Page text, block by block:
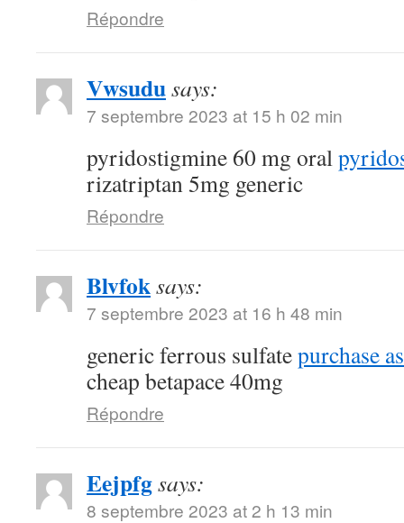
Répondre
Vwsudusays:
7 septembre 2023 at 15 h 02 min
pyridostigmine 60 mg oral
rizatriptan 5mg generic
Répondre
Blvfoksays:
7 septembre 2023 at 16 h 48 min
generic ferrous sulfatepurchase
cheap betapace 40mg
Répondre
Eejpfgsays:
8 septembre 2023 at 2 h 13 min